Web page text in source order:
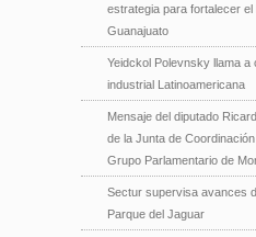
estrategia para fortalecer
Guanajuato
Yeidckol Polevnsky llama
industrial Latinoamericana
Mensaje del diputado
de la Junta de
Grupo Parlamentario de
Sectur supervisa avances
Parque del Jaguar